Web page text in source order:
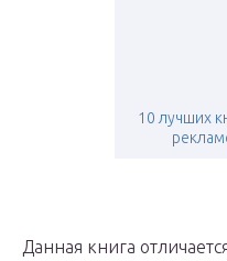
10 лучших
Данная книга